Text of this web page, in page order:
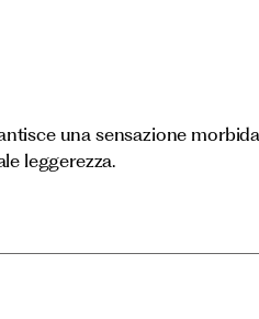
una sensazione
leggerezza.